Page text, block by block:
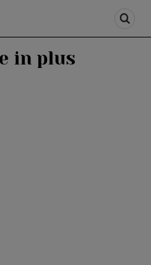
in plus